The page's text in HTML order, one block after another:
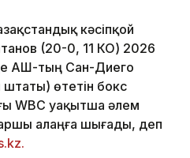
кәсіпқой
(20-0, 11 КО) 2026
АҚШ-тың Сан-Диего
өтетін бокс
WBC уақытша әлем
алаңға шығады, деп